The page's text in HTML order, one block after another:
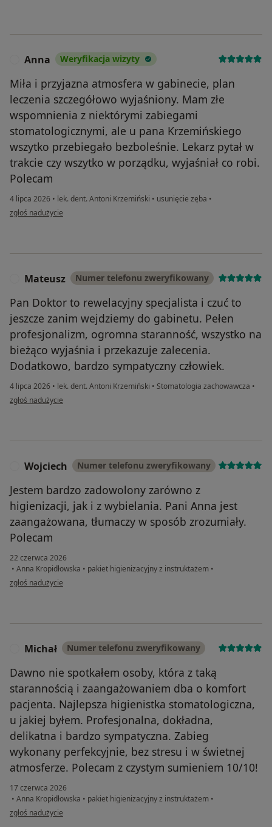
Anna Weryfikacja wizyty
Miła i przyjazna atmosfera w gabinecie, plan
leczenia szczegółowo wyjaśniony. Mam złe
wspomnienia z niektórymi zabiegami
stomatologicznymi, ale u pana Krzemińskiego
wszytko przebiegało bezboleśnie. Lekarz pytał w
trakcie czy wszytko w porządku, wyjaśniał co robi.
Polecam
4 lipca 2026 • lek. dent. Antoni Krzemiński • usunięcie zęba •
w opinii użytkownika Anna
zgłoś nadużycie
Mateusz Numer telefonu zweryfikowany
Pan Doktor to rewelacyjny specjalista i czuć to
jeszcze zanim wejdziemy do gabinetu. Pełen
profesjonalizm, ogromna staranność, wszystko na
bieżąco wyjaśnia i przekazuje zalecenia.
Dodatkowo, bardzo sympatyczny człowiek.
4 lipca 2026 • lek. dent. Antoni Krzemiński • Stomatologia zachowawcza •
w opinii użytkownika Mateusz
zgłoś nadużycie
Wojciech Numer telefonu zweryfikowany
Jestem bardzo zadowolony zarówno z
higienizacji, jak i z wybielania. Pani Anna jest
zaangażowana, tłumaczy w sposób zrozumiały.
Polecam
22 czerwca 2026
• Anna Kropidłowska • pakiet higienizacyjny z instruktażem •
w opinii użytkownika Wojciech
zgłoś nadużycie
Michał Numer telefonu zweryfikowany
Dawno nie spotkałem osoby, która z taką
starannością i zaangażowaniem dba o komfort
pacjenta. Najlepsza higienistka stomatologiczna,
u jakiej byłem. Profesjonalna, dokładna,
delikatna i bardzo sympatyczna. Zabieg
wykonany perfekcyjnie, bez stresu i w świetnej
atmosferze. Polecam z czystym sumieniem 10/10!
17 czerwca 2026
• Anna Kropidłowska • pakiet higienizacyjny z instruktażem •
w opinii użytkownika Michał
zgłoś nadużycie